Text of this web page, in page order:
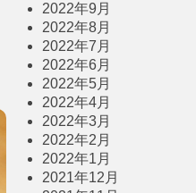
2022年9月
2022年8月
2022年7月
2022年6月
2022年5月
2022年4月
2022年3月
2022年2月
2022年1月
2021年12月